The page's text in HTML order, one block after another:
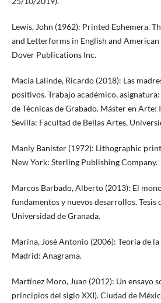
Lewis, John (1962): Printed Ephemera.
and Letterforms in English and
Dover Publications Inc.
Macía Lalinde, Ricardo (2018): Las
positivos. Trabajo académico,
de Técnicas de Grabado. Máster en Arte:
Sevilla: Facultad de Bellas Artes,
Manly Banister (1972): Lithographic
New York: Sterling Publishing Company.
Marcos Barbado, Alberto (2013): El
fundamentos y nuevos desarrollos. Tesis
Universidad de Granada.
Marina, José Antonio (2006): Teoría de
Madrid: Anagrama.
Martínez Moro, Juan (2012): Un ensayo
principios del siglo XXI). Ciudad de